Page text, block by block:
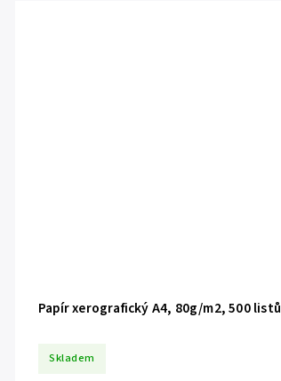
Papír xerografický A4, 80g/m2, 500 listů
Skladem